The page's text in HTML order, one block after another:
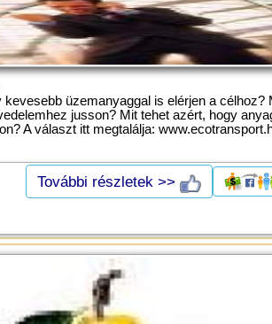
kevesebb üzemanyaggal is elérjen a célhoz?
jusson? Mit tehet azért, hogy
A választ itt megtalálja:
További részletek >>